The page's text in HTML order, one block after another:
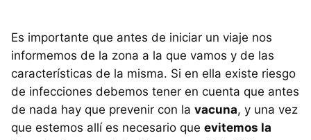
Es importante que antes de iniciar un viaje nos
informemos de la zona a la que vamos y de las
características de la misma. Si en ella existe riesgo
de infecciones debemos tener en cuenta que antes
de nada hay que prevenir con la vacuna, y una vez
que estemos allí es necesario que evitemos la